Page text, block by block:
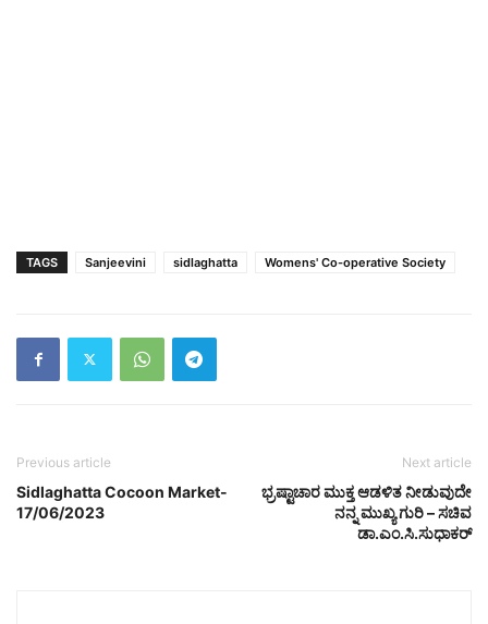
TAGS Sanjeevini sidlaghatta Womens' Co-operative Society
Previous article
Sidlaghatta Cocoon Market-
17/06/2023
Next article
ಭ್ರಷ್ಟಾಚಾರ ಮುಕ್ತ ಆಡಳಿತ ನೀಡುವುದೇ
ನನ್ನ ಮುಖ್ಯ ಗುರಿ – ಸಚಿವ
ಡಾ.ಎಂ.ಸಿ.ಸುಧಾಕರ್